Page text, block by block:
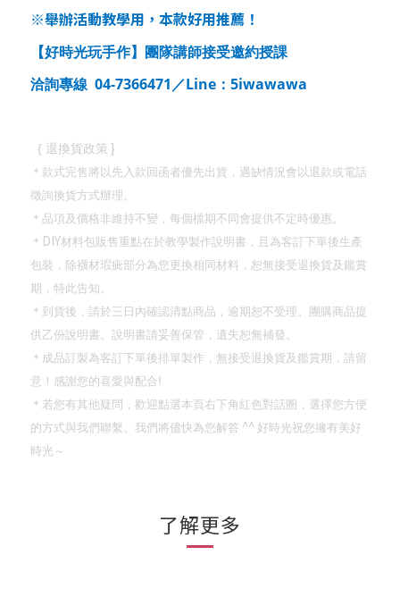
※舉辦活動教學用，本款好用推薦！
【好時光玩手作】團隊講師接受邀約授課
洽詢專線 04-7366471 ／Line ： 5iwawawa
{ 退換貨政策 }
＊款式完售將以先入款回函者優先出貨，遇缺情況會以退款或電話
徵詢換貨方式辦理。
＊品項及價格非維持不變，每個檔期不同會提供不定時優惠。
＊ DIY材料包販售重點在於教學製作說明書，且為客訂下單後生產
包裝，除襪材瑕疵部分為您更換相同材料，恕無接受退換貨及鑑賞
期，特此告知。
＊到貨後，請於三日內確認清點商品，逾期恕不受理。團購商品提
供乙份說明書。說明書請妥善保管，遺失恕無補發。
＊成品訂製為客訂下單後排單製作，無接受退換貨及鑑賞期，請留
意！ 感謝您的喜愛與配合!
＊若您有其他疑問，歡迎點選本頁右下角紅色對話圈，選擇您方便
的方式與我們聯繫。我們將儘快為您解答 ^^ 好時光祝您擁有美好
時光～
了解更多